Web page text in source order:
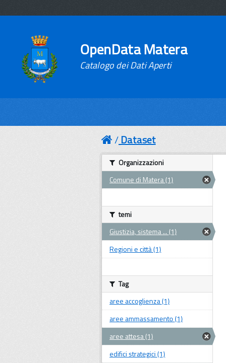
OpenData Matera
Catalogo dei Dati Aperti
Dataset
Organizzazioni
Comune di Matera (1)
temi
Giustizia, sistema ... (1)
Regioni e città (1)
Tag
aree accoglienza (1)
aree ammassamento (1)
aree attesa (1)
edifici strategici (1)